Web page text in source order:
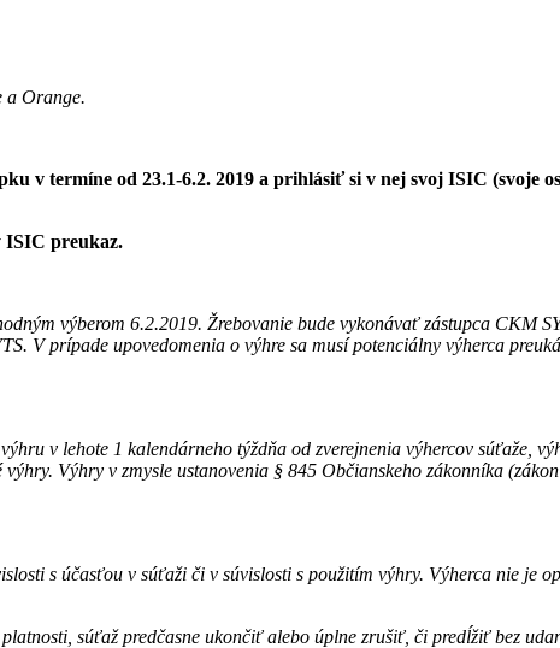
a Orange.
v termíne od 23.1-6.2. 2019 a prihlásiť si v nej svoj ISIC (svoje
ISIC preukaz.
výberom 6.2.2019. Žrebovanie bude vykonávať zástupca CKM
V prípade upovedomenia o výhre sa musí potenciálny výherca
v lehote 1 kalendárneho týždňa od zverejnenia výhercov súťaže,
Výhry v zmysle ustanovenia § 845 Občianskeho zákonníka
s účasťou v súťaži či v súvislosti s použitím výhry. Výherca nie je
súťaž predčasne ukončiť alebo úplne zrušiť, či predĺžiť bez